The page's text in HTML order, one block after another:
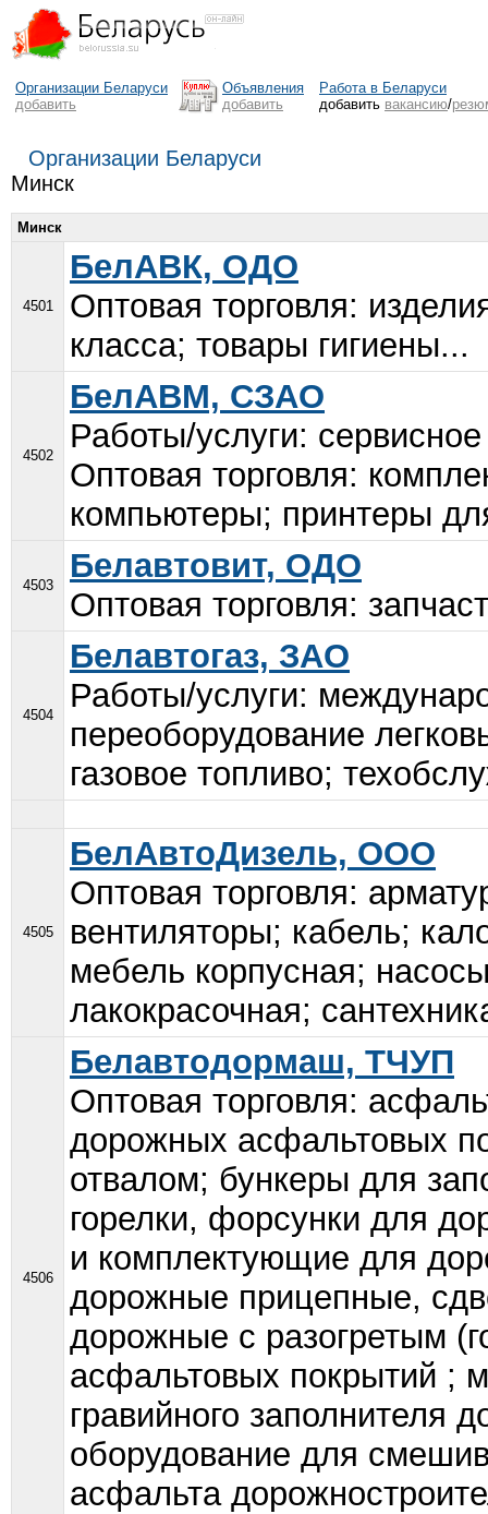
Организации Беларуси
добавить
Объявления
добавить
Работа в Беларуси
добавить вакансию/
Организации Беларуси
Минск
Минск
4501
БелАВК, ОДО
Оптовая торговля:
класса; товары гигиены...
4502
БелАВМ, СЗАО
Работы/услуги:
Оптовая торговля:
компьютеры; принтеры
4503
Белавтовит, ОДО
Оптовая торговля:
4504
Белавтогаз, ЗАО
Работы/услуги:
переоборудование
газовое топливо;
4505
БелАвтоДизель, ООО
Оптовая торговля:
вентиляторы; кабель;
мебель корпусная;
лакокрасочная;
4506
Белавтодормаш, ТЧУП
Оптовая торговля:
дорожных асфальтовых
отвалом; бункеры для
горелки, форсунки для
и комплектующие для
дорожные прицепные,
дорожные с разогретым
асфальтовых покрытий ;
гравийного заполнителя
оборудование для
асфальта